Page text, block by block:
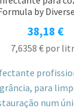
by
38,18 €
7,6358 € por
para
num